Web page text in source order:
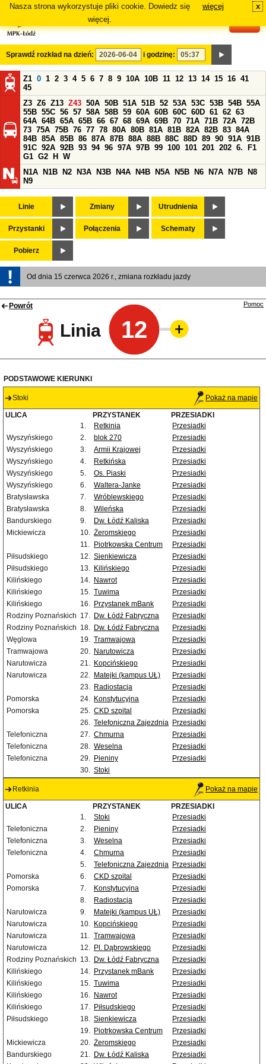
Nasza strona wykorzystuje pliki cookie. Dowiedz się
więcej.
więcej x
Sprawdź rozkład na dzień: i godzinę:
Z1 0 1 2 3 4 5 6 7 8 9 10A 10B 11 12 13 14 15 16 41
45
Z3 Z6 Z13 Z43 50A 50B 51A 51B 52 53A 53C 53B 54B 55A
55B 55C 56 57 58A 58B 59 60A 60B 60C 60D 61 62 63
64A 64B 65A 65B 66 67 68 69A 69B 70 71A 71B 72A 72B
73 75A 75B 76 77 78 80A 80B 81A 81B 82A 82B 83 84A
84B 85A 85B 86 87A 87B 88A 88B 88C 88D 89 90 91A 91B
91C 92A 92B 93 94 96 97A 97B 99 100 101 201 202 6.
F1
G1 G2 H
W
N1A
N1B N2 N3A N3B N4A N4B N5A N5B N6 N7A N7B
N8
N9
Linie Zmiany Utrudnienia
Przystanki Połączenia Schematy
Pobierz
Od dnia 15 czerwca 2026 r., zmiana rozkładu jazdy
Powrót
Linia 12
Pomoc
PODSTAWOWE KIERUNKI
Stoki Pokaż na mapie
ULICA PRZYSTANEK
PRZESIADKI
1.
Retkinia
Przesiadki
Wyszyńskiego
2. blok 270
Przesiadki
Wyszyńskiego
3. Armii Krajowej
Przesiadki
Wyszyńskiego
4. Retkińska
Przesiadki
Wyszyńskiego
5. Os. Piaski
Przesiadki
Wyszyńskiego
6. Waltera-Janke
Przesiadki
Bratysławska
7. Wróblewskiego
Przesiadki
Bratysławska
8. Wileńska
Przesiadki
Bandurskiego
9. Dw. Łódź Kaliska
Przesiadki
Mickiewicza
10. Żeromskiego
Przesiadki
11.
Piotrkowska Centrum
Przesiadki
Piłsudskiego
12. Sienkiewicza
Przesiadki
Piłsudskiego
13. Kilińskiego
Przesiadki
Kilińskiego
14. Nawrot
Przesiadki
Kilińskiego
15. Tuwima
Przesiadki
Kilińskiego
16. Przystanek mBank
Przesiadki
Rodziny Poznańskich 17. Dw. Łódź Fabryczna
Przesiadki
Rodziny Poznańskich 18. Dw. Łódź Fabryczna
Przesiadki
Węglowa
19. Tramwajowa
Przesiadki
Tramwajowa
20. Narutowicza
Przesiadki
Narutowicza
21. Kopcińskiego
Przesiadki
Narutowicza
22. Matejki (kampus UŁ)
Przesiadki
23. Radiostacja
Przesiadki
Pomorska
24. Konstytucyjna
Przesiadki
Pomorska
25. CKD szpital
Przesiadki
26. Telefoniczna Zajezdnia Przesiadki
Telefoniczna
27. Chmurna
Przesiadki
Telefoniczna
28. Weselna
Przesiadki
Telefoniczna
29. Pieniny
Przesiadki
30. Stoki
Retkinia Pokaż na mapie
ULICA PRZYSTANEK
PRZESIADKI
1.
Stoki
Przesiadki
Telefoniczna
2. Pieniny
Przesiadki
Telefoniczna
3. Weselna
Przesiadki
Telefoniczna
4. Chmurna
Przesiadki
5.
Telefoniczna Zajezdnia Przesiadki
Pomorska
6. CKD szpital
Przesiadki
Pomorska
7. Konstytucyjna
Przesiadki
8.
Radiostacja
Przesiadki
Narutowicza
9. Matejki (kampus UŁ)
Przesiadki
Narutowicza
10. Kopcińskiego
Przesiadki
Narutowicza
11. Tramwajowa
Przesiadki
Narutowicza
12. Pl. Dąbrowskiego
Przesiadki
Rodziny Poznańskich 13. Dw. Łódź Fabryczna
Przesiadki
Kilińskiego
14. Przystanek mBank
Przesiadki
Kilińskiego
15. Tuwima
Przesiadki
Kilińskiego
16. Nawrot
Przesiadki
Kilińskiego
17. Piłsudskiego
Przesiadki
Piłsudskiego
18. Sienkiewicza
Przesiadki
19. Piotrkowska Centrum
Przesiadki
Mickiewicza
20. Żeromskiego
Przesiadki
Bandurskiego
21. Dw. Łódź Kaliska
Przesiadki